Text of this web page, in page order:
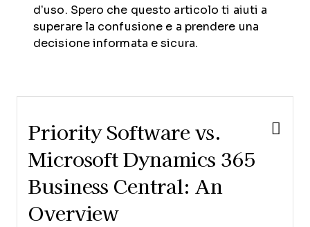
d’uso. Spero che questo articolo ti aiuti a
superare la confusione e a prendere una
decisione informata e sicura.
Priority Software vs.
Microsoft Dynamics 365
Business Central: An
Overview